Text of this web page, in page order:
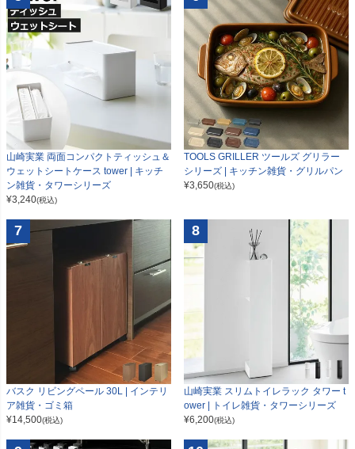
山崎実業 両面コンパクトティッシュ＆
ウェットシートケース tower | キッチ
ン雑貨・タワーシリーズ
¥3,240(税込)
TOOLS GRILLER ツールズ グリラー
シリーズ | キッチン雑貨・グリルパン
¥3,650(税込)
7
バスク リビングペール 30L | インテリ
ア雑貨・ゴミ箱
¥14,500(税込)
8
山崎実業 スリムトイレラック タワー t
ower | トイレ雑貨・タワーシリーズ
¥6,200(税込)